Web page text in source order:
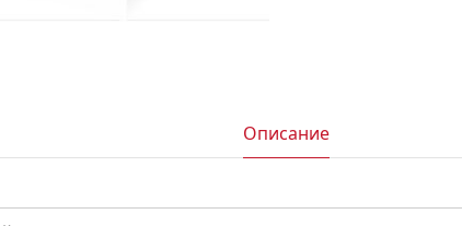
Описание